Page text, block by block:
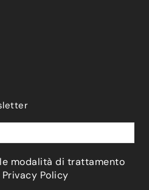
modalità di trattamento
Privacy Policy